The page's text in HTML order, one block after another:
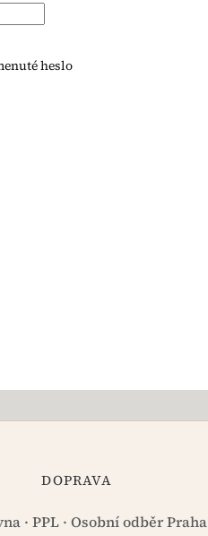
heslo
DOPRAVA
· PPL · Osobní odběr Praha